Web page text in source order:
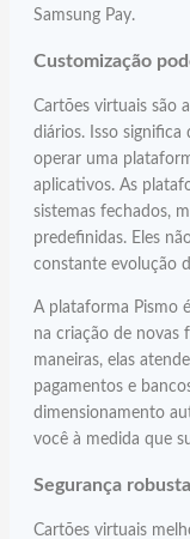
Samsung Pay.
Customização
Cartões virtuais são
diários. Isso significa
operar uma
aplicativos. As
sistemas fechados,
predefinidas. Eles
constante evolução
A plataforma Pismo
na criação de novas
maneiras, elas
pagamentos e
dimensionamento
você à medida que
Segurança
Cartões virtuais